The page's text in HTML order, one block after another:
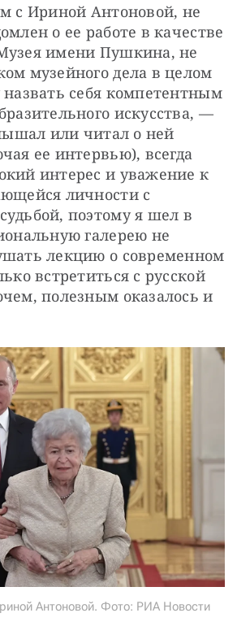
с Ириной Антоновой, не
о ее работе в качестве
имени Пушкина, не
музейного дела в целом
себя компетентным
искусства, —
или читал о ней
ее интервью), всегда
интерес и уважение к
личности с
поэтому я шел в
галерею не
лекцию о современном
встретиться с русской
полезным оказалось и
Антоновой. Фото: РИА Новости